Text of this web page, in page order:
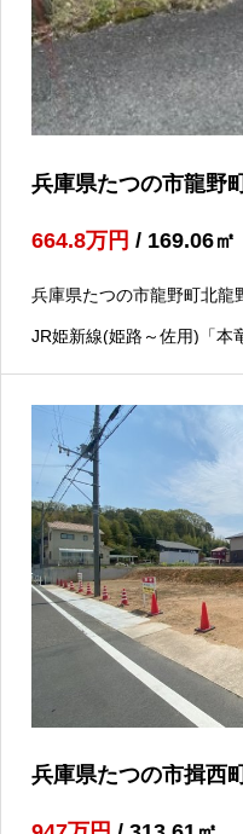
兵庫県たつの市龍野
664.8万円 / 169.06㎡
兵庫県たつの市龍野町北龍
JR姫新線(姫路～佐用)「本
兵庫県たつの市揖西